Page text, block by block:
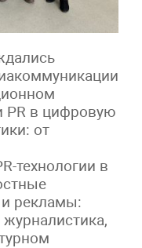
PR в цифровую
от
технологии в
рекламы: